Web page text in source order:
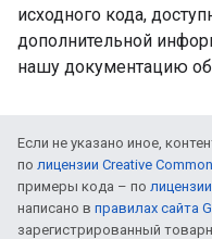
исходного кода,
дополнительной
нашу документацию
Если не указано иное,
по лицензии Creative
примеры кода – по
написано в правилах сайта
зарегистрированный